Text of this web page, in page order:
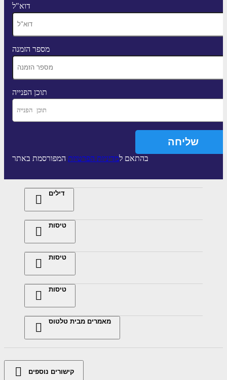
דוא"ל
מספר הזמנה
תוכן הפנייה
בהתאם למדיניות הפרטיות המפורסמת באתר
דילים
טיסות
טיסות
טיסות
מאמרים מבית טלטוס
קישורים נוספים